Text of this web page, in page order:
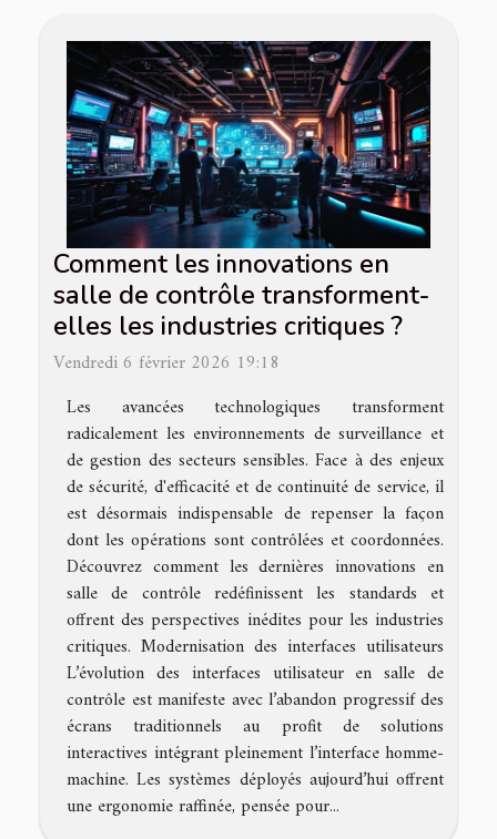
Comment les innovations en
salle de contrôle transforment-
elles les industries critiques ?
Vendredi 6 février 2026 19:18
Les avancées technologiques transforment
radicalement les environnements de surveillance et
de gestion des secteurs sensibles. Face à des enjeux
de sécurité, d'efficacité et de continuité de service, il
est désormais indispensable de repenser la façon
dont les opérations sont contrôlées et coordonnées.
Découvrez comment les dernières innovations en
salle de contrôle redéfinissent les standards et
offrent des perspectives inédites pour les industries
critiques. Modernisation des interfaces utilisateurs
L’évolution des interfaces utilisateur en salle de
contrôle est manifeste avec l’abandon progressif des
écrans traditionnels au profit de solutions
interactives intégrant pleinement l’interface homme-
machine. Les systèmes déployés aujourd’hui offrent
une ergonomie raffinée, pensée pour...